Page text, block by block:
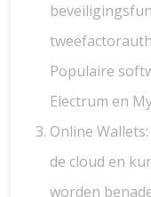
Populaire
Electrum en
Online
de cloud en
worden